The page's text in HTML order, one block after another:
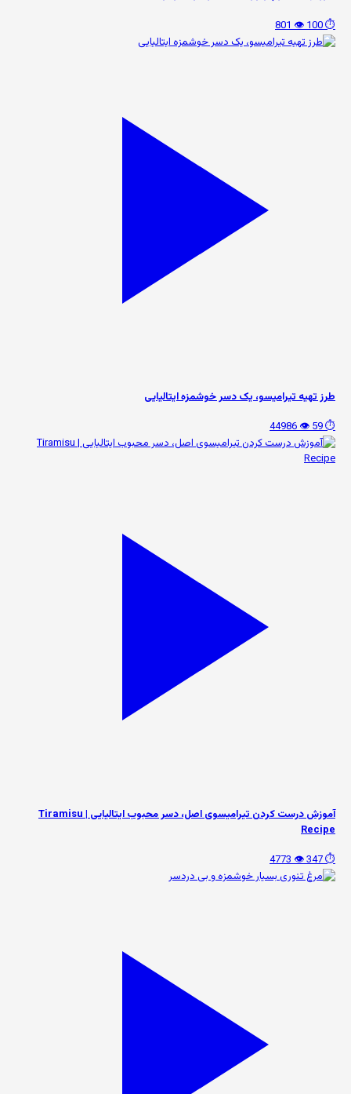
⏱️ 100
👁️ 801
طرز تهیه تیرامیسو، یک دسر خوشمزه ایتالیایی
⏱️ 59
👁️ 44986
آموزش درست کردن تیرامیسوی اصل، دسر محبوب ایتالیایی | Tiramisu
Recipe
⏱️ 347
👁️ 4773